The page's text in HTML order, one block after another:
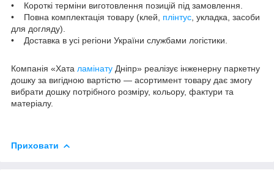
• Короткі терміни виготовлення позицій під замовлення.
• Повна комплектація товару (клей, плінтус , укладка, засоби
для догляду).
• Доставка в усі регіони України службами логістики.
Компанія «Хата ламінату Дніпр» реалізує інженерну паркетну
дошку за вигідною вартістю — асортимент товару дає змогу
вибрати дошку потрібного розміру, кольору, фактури та
матеріалу.
Приховати